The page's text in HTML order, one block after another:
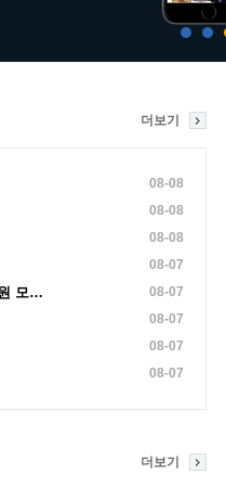
08-08
08-08
08-08
08-07
모… 08-07
08-07
08-07
08-07
더보기
더보기